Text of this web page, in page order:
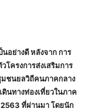
อย่างดี หลังจาก การ
โครงการส่งเสริมการ
มชนยลวิถีคนภาคกลาง
นทางท่องเที่ยวในภาค
2563 ที่ผ่านมา โดยนัก